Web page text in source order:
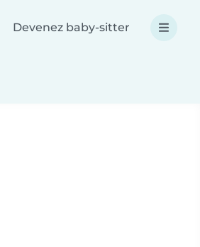
Devenez baby-sitter